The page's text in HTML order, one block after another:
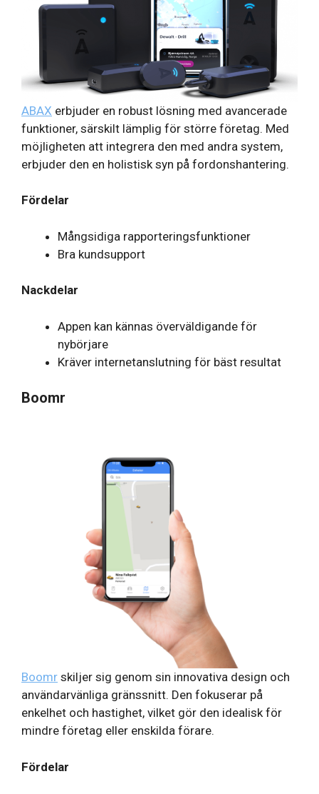
ABAX erbjuder en robust lösning med avancerade
funktioner, särskilt lämplig för större företag. Med
möjligheten att integrera den med andra system,
erbjuder den en holistisk syn på fordonshantering.
Fördelar
Mångsidiga rapporteringsfunktioner
Bra kundsupport
Nackdelar
Appen kan kännas överväldigande för
nybörjare
Kräver internetanslutning för bäst resultat
Boomr
Boomr skiljer sig genom sin innovativa design och
användarvänliga gränssnitt. Den fokuserar på
enkelhet och hastighet, vilket gör den idealisk för
mindre företag eller enskilda förare.
Fördelar